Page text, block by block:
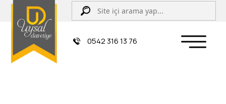
0542 316 13 76